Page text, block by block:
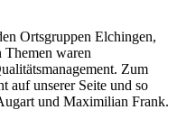
Ortsgruppen Elchingen,
Themen waren
Zum
auf unserer Seite und so
und Maximilian Frank.